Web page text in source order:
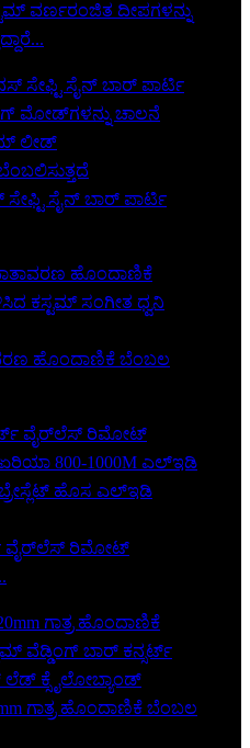
ವರ್ಣರಂಜಿತ ದೀಪಗಳನ್ನು
ಸೈನ್ ಬಾರ್ ಪಾರ್ಟಿ
ಹೊಂದಾಣಿಕೆ ಬೆಂಬಲ
ವೈರ್‌ಲೆಸ್ ರಿಮೋಟ್
ಗಾತ್ರ ಹೊಂದಾಣಿಕೆ ಬೆಂಬಲ